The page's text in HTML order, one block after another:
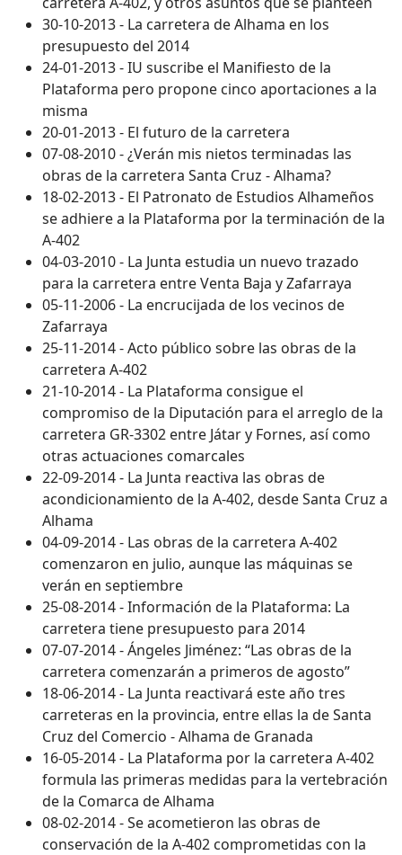
30-10-2013 - La carretera de Alhama en los
presupuesto del 2014
24-01-2013 - IU suscribe el Manifiesto de la
Plataforma pero propone cinco aportaciones a la
misma
20-01-2013 - El futuro de la carretera
07-08-2010 - ¿Verán mis nietos terminadas las
obras de la carretera Santa Cruz - Alhama?
18-02-2013 - El Patronato de Estudios Alhameños
se adhiere a la Plataforma por la terminación de la
A-402
04-03-2010 - La Junta estudia un nuevo trazado
para la carretera entre Venta Baja y Zafarraya
05-11-2006 - La encrucijada de los vecinos de
Zafarraya
25-11-2014 - Acto público sobre las obras de la
carretera A-402
21-10-2014 - La Plataforma consigue el
compromiso de la Diputación para el arreglo de la
carretera GR-3302 entre Játar y Fornes, así como
otras actuaciones comarcales
22-09-2014 - La Junta reactiva las obras de
acondicionamiento de la A-402, desde Santa Cruz a
Alhama
04-09-2014 - Las obras de la carretera A-402
comenzaron en julio, aunque las máquinas se
verán en septiembre
25-08-2014 - Información de la Plataforma: La
carretera tiene presupuesto para 2014
07-07-2014 - Ángeles Jiménez: “Las obras de la
carretera comenzarán a primeros de agosto”
18-06-2014 - La Junta reactivará este año tres
carreteras en la provincia, entre ellas la de Santa
Cruz del Comercio - Alhama de Granada
16-05-2014 - La Plataforma por la carretera A-402
formula las primeras medidas para la vertebración
de la Comarca de Alhama
08-02-2014 - Se acometieron las obras de
conservación de la A-402 comprometidas con la